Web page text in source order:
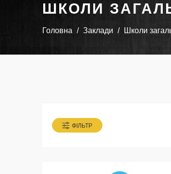
ШКОЛИ
Головна Заклади Школи
ФІЛЬТР